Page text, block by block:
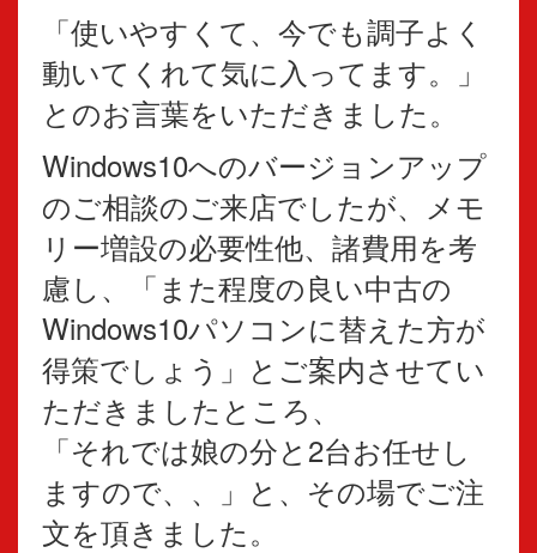
「使いやすくて、今でも調子よく
動いてくれて気に入ってます。」
とのお言葉をいただきました。
Windows10へのバージョンアップ
のご相談のご来店でしたが、メモ
リー増設の必要性他、諸費用を考
慮し、「また程度の良い中古の
Windows10パソコンに替えた方が
得策でしょう」とご案内させてい
ただきましたところ、
「それでは娘の分と2台お任せし
ますので、、」と、その場でご注
文を頂きました。